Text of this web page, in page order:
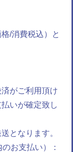
/消費税込）と
がご利用頂け
いが確定致し
となります。
お支払い）：